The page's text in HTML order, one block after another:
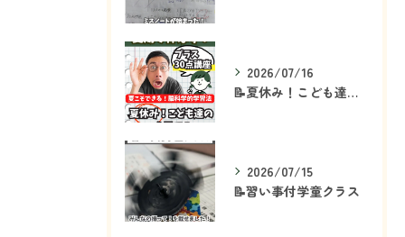
2026/07/16
📝夏休み！こども達の「ココ」を見て！👀
2026/07/15
📝習い事付学童クラス